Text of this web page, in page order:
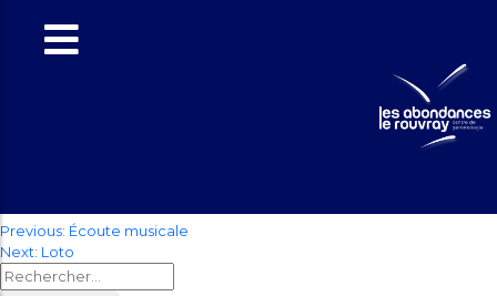
Vélo
connecté /
Navigation
de
Previous: Écoute musicale
Next: Loto
Rechercher :